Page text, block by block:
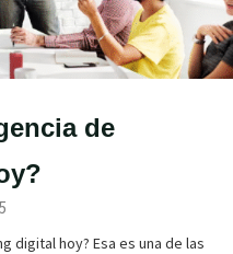
de
digital hoy? Esa es una de las